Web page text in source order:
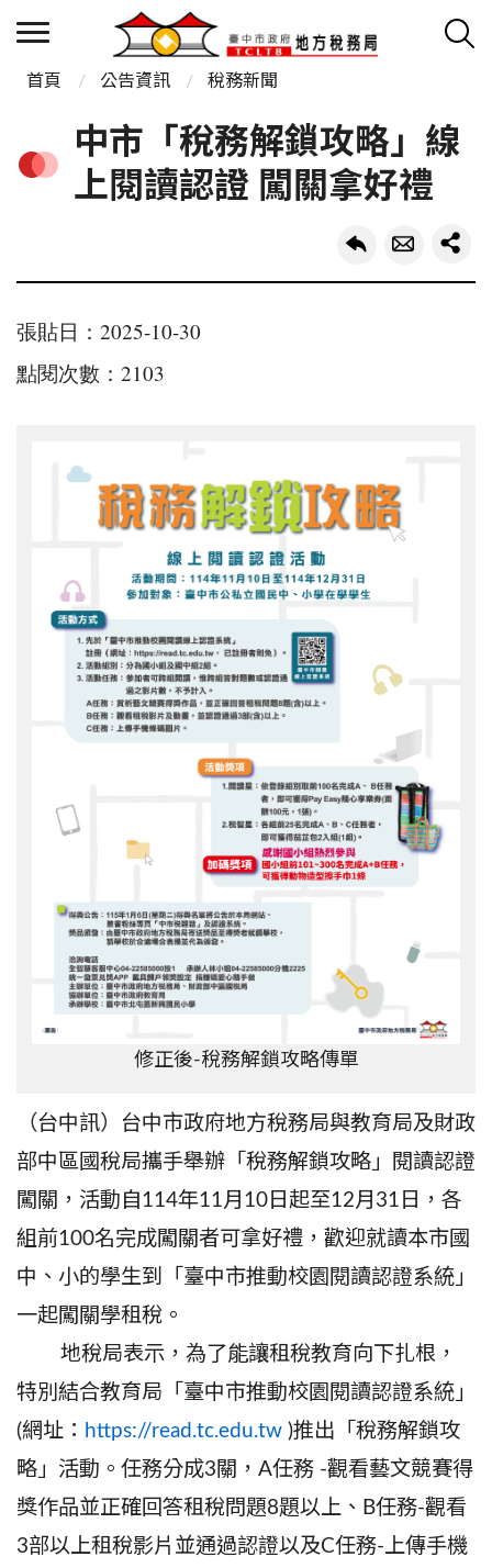
首頁 公告資訊 稅務新聞
中市「稅務解鎖攻略」線
上閱讀認證 闖關拿好禮
張貼日：2025-10-30
點閱次數：2103
修正後-稅務解鎖攻略傳單
（台中訊）台中市政府地方稅務局與教育局及財政
部中區國稅局攜手舉辦「稅務解鎖攻略」閱讀認證
闖關，活動自114年11月10日起至12月31日，各
組前100名完成闖關者可拿好禮，歡迎就讀本市國
中、小的學生到「臺中市推動校園閱讀認證系統」
一起闖關學租稅。
地稅局表示，為了能讓租稅教育向下扎根，
特別結合教育局「臺中市推動校園閱讀認證系統」
(網址： https://read.tc.edu.tw )推出「稅務解鎖攻
略」活動。任務分成3關，A任務 -觀看藝文競賽得
獎作品並正確回答租稅問題8題以上、B任務-觀看
3部以上租稅影片並通過認證以及C任務-上傳手機